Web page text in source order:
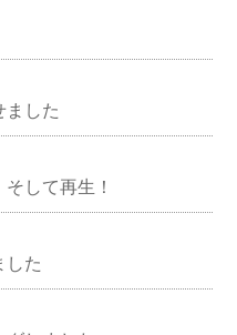
ました
して再生！
した